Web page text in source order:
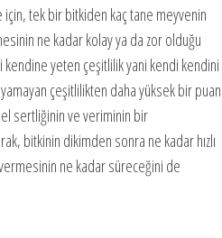
tek bir bitkiden kaç tane meyvenin
ne kadar kolay ya da zor olduğu
yeten çeşitlilik yani kendi kendini
çeşitlilikten daha yüksek bir puan
sertliğinin ve veriminin bir
bitkinin dikimden sonra ne kadar hızlı
ne kadar süreceğini de